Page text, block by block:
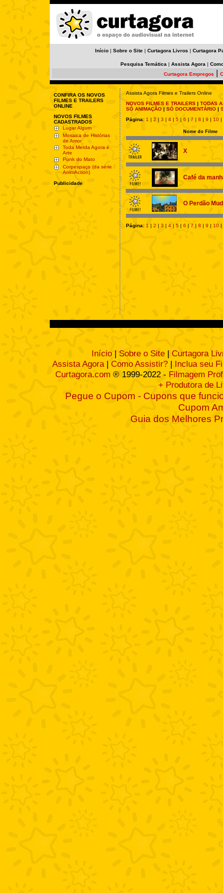
Início | Sobre o Site | Curtagora Livros | Curtagora
Pesquisa Temática | Assista Agora |
Curtagora Empregos
CONFIRA OS NOVOS
FILMES E TRAILERS
ONLINE
NOVOS FILMES
CADASTRADOS
Lugar Algum
Mosaica de Histórias
de Amor
Toda Merda Agora é
Arte
Punk do Mato
Corpespaço (da série
AnimAction)
Publicidade
Assista Agora Filmes e Trailers Online
NOVOS FILMES E TRAILERS | TODAS
SÓ ANIMAÇÃO | SÓ DOCUMENTÁRIO |
Página: 1 | 2 | 3 | 4 | 5 | 6 | 7 | 8 | 9 | 10 |
Nome do Filme
X
Café da
O Perdão
Página: 1 | 2 | 3 | 4 | 5 | 6 | 7 | 8 | 9 | 10 |
Início | Sobre o Site | Curtagora
Assista Agora| Como Assistir? | Inclua seu
Curtagora.com ® 1999-2022 - Filmagem
+ Produtora de
Pegue o Cupom - Cupons que
Cupom
Guia dos Melhores